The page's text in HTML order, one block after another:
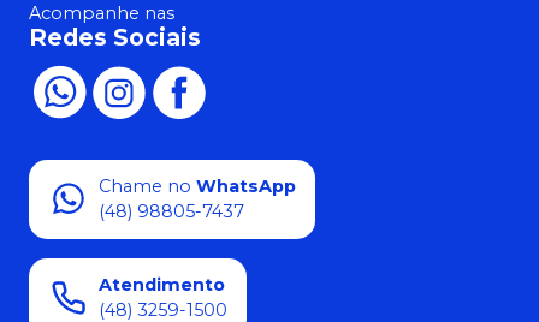
Acompanhe nas
Redes Sociais
Chame no WhatsApp
(48) 98805-7437
Atendimento
(48) 3259-1500